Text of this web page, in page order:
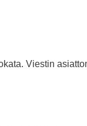
Viestin